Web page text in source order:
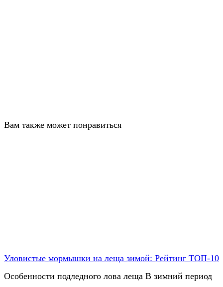
Вам также может понравиться
Уловистые мормышки на леща зимой: Рейтинг ТОП-10
Особенности подледного лова леща В зимний период